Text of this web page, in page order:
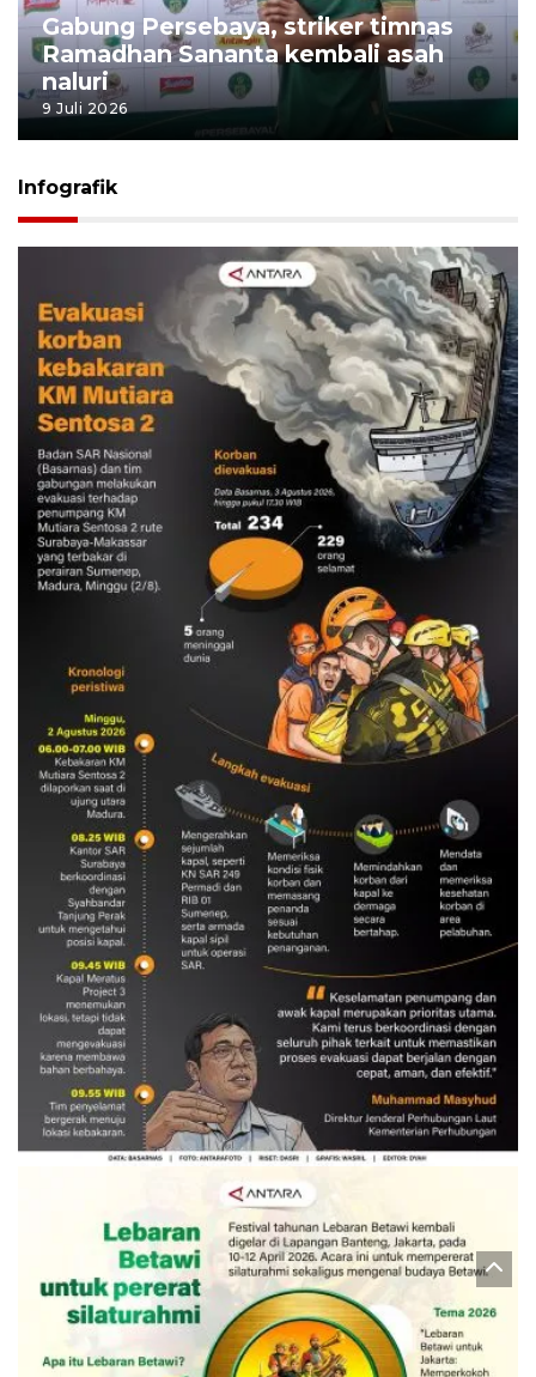
Gabung Persebaya, striker timnas
Ramadhan Sananta kembali asah
naluri
9 Juli 2026
Infografik
Evakuasi korban kebakaran KM
Mutiara Sentosa 2
3 Agustus 2026